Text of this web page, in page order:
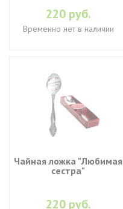
220 руб.
Временно нет в наличии
Чайная ложка "Любимая
сестра"
220 руб.